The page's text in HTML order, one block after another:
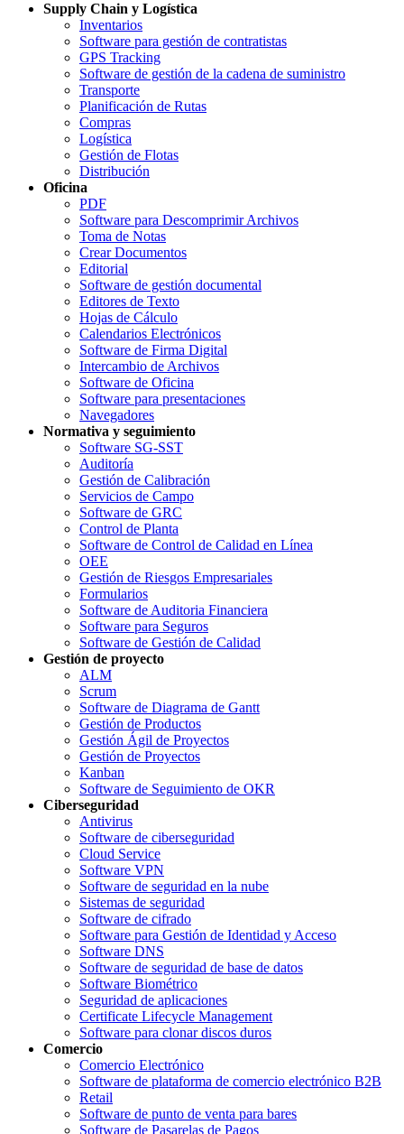
Supply Chain y Logística
Inventarios
Software para gestión de contratistas
GPS Tracking
Software de gestión de la cadena de suministro
Transporte
Planificación de Rutas
Compras
Logística
Gestión de Flotas
Distribución
Oficina
PDF
Software para Descomprimir Archivos
Toma de Notas
Crear Documentos
Editorial
Software de gestión documental
Editores de Texto
Hojas de Cálculo
Calendarios Electrónicos
Software de Firma Digital
Intercambio de Archivos
Software de Oficina
Software para presentaciones
Navegadores
Normativa y seguimiento
Software SG-SST
Auditoría
Gestión de Calibración
Servicios de Campo
Software de GRC
Control de Planta
Software de Control de Calidad en Línea
OEE
Gestión de Riesgos Empresariales
Formularios
Software de Auditoria Financiera
Software para Seguros
Software de Gestión de Calidad
Gestión de proyecto
ALM
Scrum
Software de Diagrama de Gantt
Gestión de Productos
Gestión Ágil de Proyectos
Gestión de Proyectos
Kanban
Software de Seguimiento de OKR
Ciberseguridad
Antivirus
Software de ciberseguridad
Cloud Service
Software VPN
Software de seguridad en la nube
Sistemas de seguridad
Software de cifrado
Software para Gestión de Identidad y Acceso
Software DNS
Software de seguridad de base de datos
Software Biométrico
Seguridad de aplicaciones
Certificate Lifecycle Management
Software para clonar discos duros
Comercio
Comercio Electrónico
Software de plataforma de comercio electrónico B2B
Retail
Software de punto de venta para bares
Software de Pasarelas de Pagos